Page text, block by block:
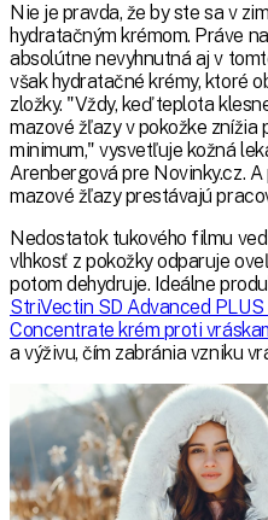
Nie je pravda, že by ste sa v
hydratačným krémom. Práve
absolútne nevyhnutná aj v
však hydratačné krémy, ktoré
zložky. "Vždy, keď teplota
mazové žľazy v pokožke znížia
minimum," vysvetľuje kožná
Arenbergová pre Novinky.cz.
mazové žľazy prestávajú
Nedostatok tukového filmu
vlhkosť z pokožky odparuje
potom dehydruje. Ideálne
StriVectin SD Advanced
Concentrate krém proti
a výživu, čím zabránia vzniku